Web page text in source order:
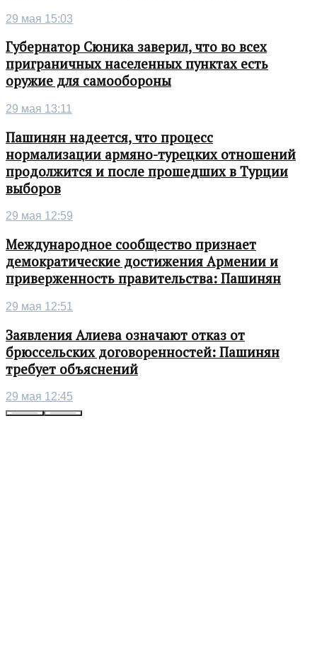
29 мая 15:03
Губернатор Сюника заверил, что во всех
приграничных населенных пунктах есть
оружие для самообороны
29 мая 13:11
Пашинян надеется, что процесс
нормализации армяно-турецких отношений
продолжится и после прошедших в Турции
выборов
29 мая 12:59
Международное сообщество признает
демократические достижения Армении и
приверженность правительства: Пашинян
29 мая 12:51
Заявления Алиева означают отказ от
брюссельских договоренностей: Пашинян
требует объяснений
29 мая 12:45